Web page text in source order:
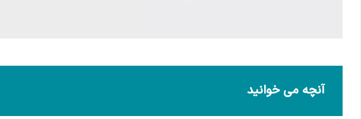
آنچه می خوانید